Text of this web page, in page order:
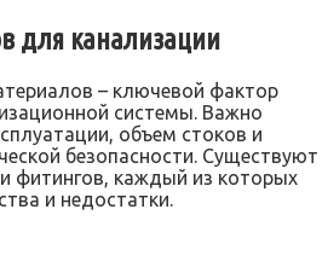
для канализации
– ключевой фактор
системы. Важно
объем стоков и
безопасности. Существуют
фитингов, каждый из которых
и недостатки.